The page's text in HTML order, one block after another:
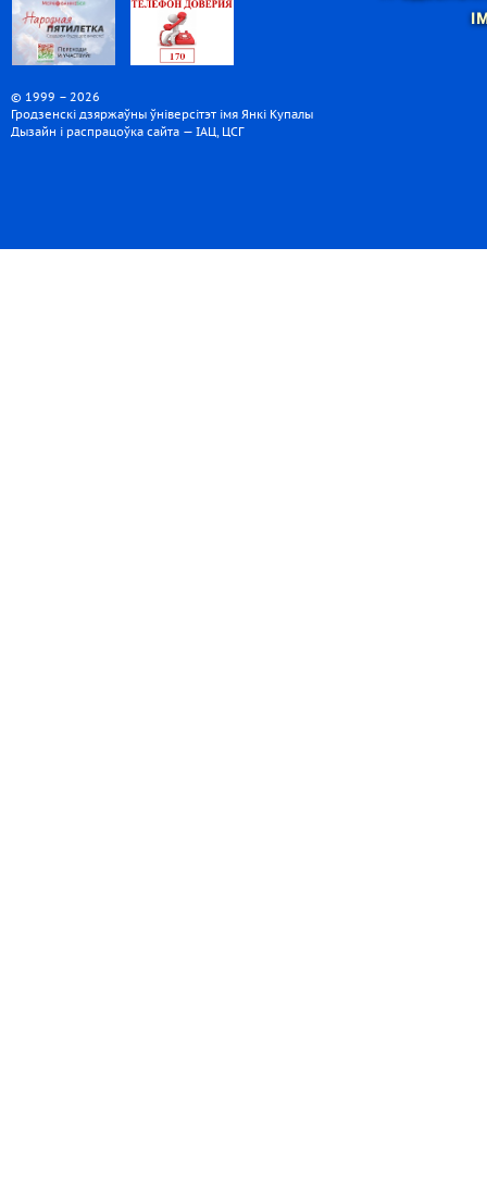
© 1999 – 2026
Гродзенскі дзяржаўны ўніверсітэт імя Янкі Купалы
Дызайн і распрацоўка сайта — ІАЦ, ЦСГ